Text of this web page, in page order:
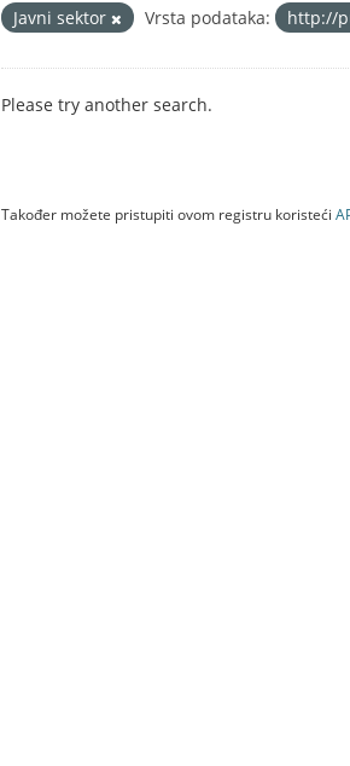
Javni sektor
Vrsta podataka: http://
Please try another search.
Također možete pristupiti ovom registru koristeći